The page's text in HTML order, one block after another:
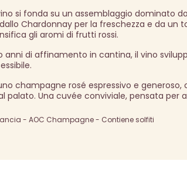
si fonda su un assemblaggio dominato
Chardonnay per la freschezza e da un
gli aromi di frutti rossi.
anni di affinamento in cantina, il vino
champagne rosé espressivo e
palato. Una cuvée conviviale, pensata
- AOC Champagne - Contiene solfiti